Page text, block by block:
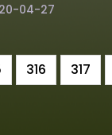
04-27
316 317